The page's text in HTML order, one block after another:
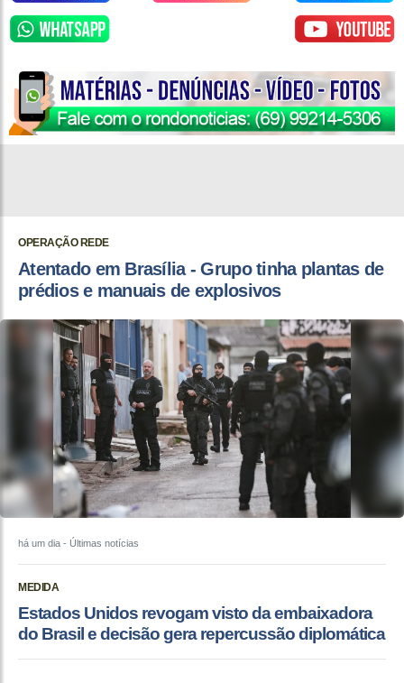
OPERAÇÃO REDE
Atentado em Brasília - Grupo tinha plantas de
prédios e manuais de explosivos
há um dia - Últimas notícias
MEDIDA
Estados Unidos revogam visto da embaixadora
do Brasil e decisão gera repercussão diplomática